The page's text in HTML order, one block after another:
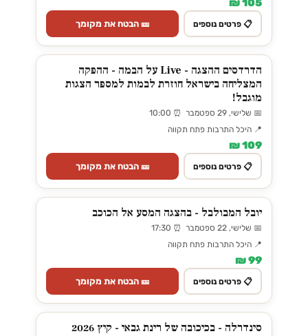
105 ₪
📋 פרטים נוספים 🎫 הבטח את מקומך
הדרדסים ההצגה - Live על הבמה - ההפקה
המצליחה בישראל חוזרת לבמות למספר הצגות
מוגבל!
📅 שלישי, 29 ספטמבר ⏰ 10:00
📍 היכל התרבות פתח תקווה
109 ₪
📋 פרטים נוספים 🎫 הבטח את מקומך
יובל המבולבל - בהצגה המסע אל הכוכב
📅 שלישי, 22 ספטמבר ⏰ 17:30
📍 היכל התרבות פתח תקווה
99 ₪
📋 פרטים נוספים 🎫 הבטח את מקומך
סינדרלה - בכיכובה של רינת גבאי - קיץ 2026